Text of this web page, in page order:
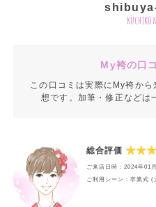
shibuya-
My袴の口
この口コミは実際にMy袴か
想です。加筆・修正などは
総合評価
ご来店日時：2024年01
ご利用シーン：卒業式 (